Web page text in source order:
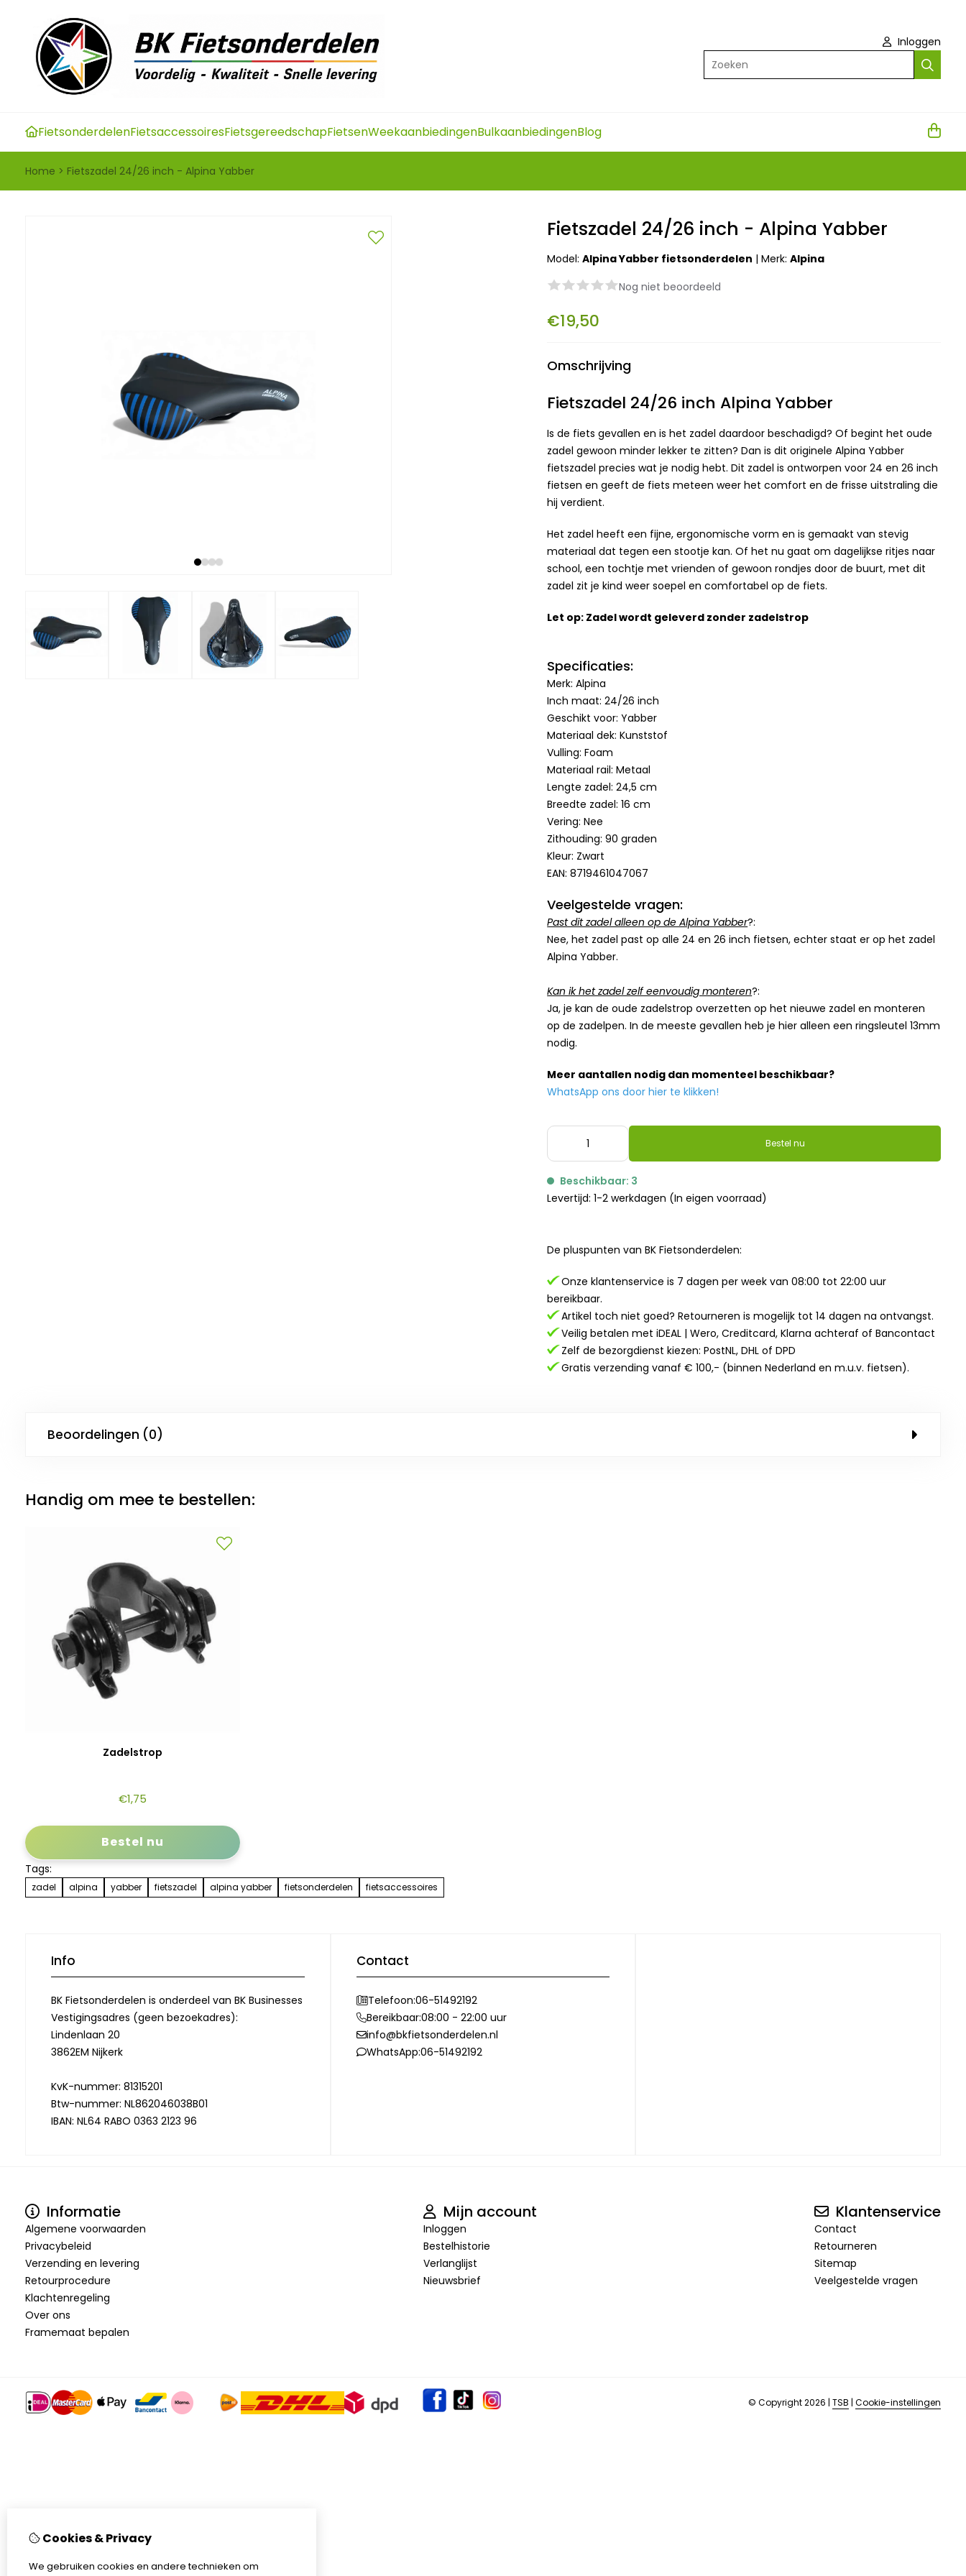
Inloggen
Zoeken
FietsonderdelenFietsaccessoiresFietsgereedschapFietsenWeekaanbiedingenBulkaanbiedingenBlog
Home > Fietszadel 24/26 inch - Alpina Yabber
Fietszadel 24/26 inch - Alpina Yabber
Model:Alpina Yabber fietsonderdelen |Merk:Alpina
Nog niet beoordeeld
€19,50
Omschrijving
Fietszadel 24/26 inch Alpina Yabber
Is de fiets gevallen en is het zadel daardoor beschadigd? Of begint het oude
zadel gewoon minder lekker te zitten? Dan is dit originele Alpina Yabber
fietszadel precies wat je nodig hebt. Dit zadel is ontworpen voor 24 en 26 inch
fietsen en geeft de fiets meteen weer het comfort en de frisse uitstraling die
hij verdient.
Het zadel heeft een fijne, ergonomische vorm en is gemaakt van stevig
materiaal dat tegen een stootje kan. Of het nu gaat om dagelijkse ritjes naar
school, een tochtje met vrienden of gewoon rondjes door de buurt, met dit
zadel zit je kind weer soepel en comfortabel op de fiets.
Let op: Zadel wordt geleverd zonder zadelstrop
Specificaties:
Merk: Alpina
Inch maat: 24/26 inch
Geschikt voor: Yabber
Materiaal dek: Kunststof
Vulling: Foam
Materiaal rail: Metaal
Lengte zadel: 24,5 cm
Breedte zadel: 16 cm
Vering: Nee
Zithouding: 90 graden
Kleur: Zwart
EAN: 8719461047067
Veelgestelde vragen:
Past dit zadel alleen op de Alpina Yabber?:
Nee, het zadel past op alle 24 en 26 inch fietsen, echter staat er op het zadel
Alpina Yabber.
Kan ik het zadel zelf eenvoudig monteren?:
Ja, je kan de oude zadelstrop overzetten op het nieuwe zadel en monteren
op de zadelpen. In de meeste gevallen heb je hier alleen een ringsleutel 13mm
nodig.
Meer aantallen nodig dan momenteel beschikbaar?
WhatsApp ons door hier te klikken!
Bestel nu
Beschikbaar: 3
Levertijd: 1-2 werkdagen (In eigen voorraad)
De pluspunten van BK Fietsonderdelen:
Onze klantenservice is 7 dagen per week van 08:00 tot 22:00 uur
bereikbaar.
Artikel toch niet goed? Retourneren is mogelijk tot 14 dagen na ontvangst.
Veilig betalen met iDEAL | Wero, Creditcard, Klarna achteraf of Bancontact
Zelf de bezorgdienst kiezen: PostNL, DHL of DPD
Gratis verzending vanaf € 100,- (binnen Nederland en m.u.v. fietsen).
Beoordelingen (0)
Handig om mee te bestellen:
Zadelstrop
€1,75
Bestel nu
Tags:
zadel alpina yabber fietszadel alpina yabber fietsonderdelen fietsaccessoires
Info
BK Fietsonderdelen is onderdeel van BK Businesses
Vestigingsadres (geen bezoekadres):
Lindenlaan 20
3862EM Nijkerk
KvK-nummer: 81315201
Btw-nummer: NL862046038B01
IBAN: NL64 RABO 0363 2123 96
Contact
Telefoon:06-51492192
Bereikbaar:08:00 - 22:00 uur
info@bkfietsonderdelen.nl
WhatsApp:06-51492192
Informatie
Algemene voorwaarden
Privacybeleid
Verzending en levering
Retourprocedure
Klachtenregeling
Over ons
Framemaat bepalen
Mijn account
Inloggen
Bestelhistorie
Verlanglijst
Nieuwsbrief
Klantenservice
Contact
Retourneren
Sitemap
Veelgestelde vragen
© Copyright 2026 | TSB | Cookie-instellingen
Cookies & Privacy
We gebruiken cookies en andere technieken om